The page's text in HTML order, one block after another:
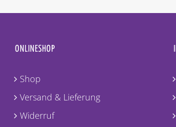
ONLINESHOP
Shop
Versand & Lieferung
Widerruf